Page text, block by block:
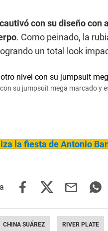
con su diseño
. Como peinado, la
un total look
su jumpsuit mega marcado y
la fiesta de Antonio
CHINA SUÁREZ RIVER PLATE